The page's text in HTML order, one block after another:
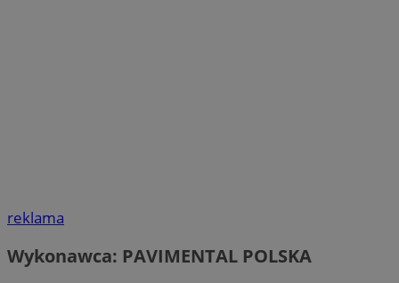
reklama
Wykonawca: PAVIMENTAL POLSKA